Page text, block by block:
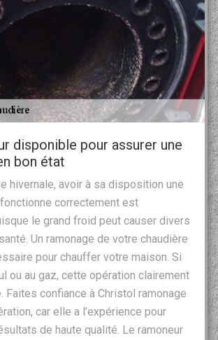
disponible pour assurer une
bon état
hivernale, avoir à sa disposition une
correctement est
le grand froid peut causer divers
Un ramonage de votre chaudière
pour chauffer votre maison. Si
ou au gaz, cette opération clairement
Faites confiance à Christol ramonage
car elle a l’expérience pour
de haute qualité. Le ramoneur